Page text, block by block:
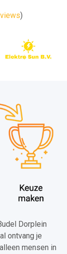
)
Dorplein
ontvang je
mensen in